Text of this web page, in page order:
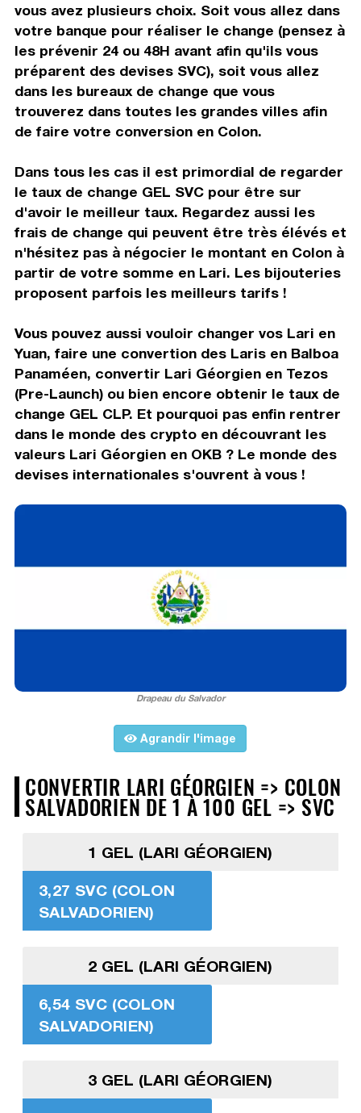
vous avez plusieurs choix. Soit vous allez dans
votre banque pour réaliser le change (pensez à
les prévenir 24 ou 48H avant afin qu'ils vous
préparent des devises SVC), soit vous allez
dans les bureaux de change que vous
trouverez dans toutes les grandes villes afin
de faire votre conversion en Colon.
Dans tous les cas il est primordial de regarder
le taux de change GEL SVC pour être sur
d'avoir le meilleur taux. Regardez aussi les
frais de change qui peuvent être très élévés et
n'hésitez pas à négocier le montant en Colon à
partir de votre somme en Lari. Les bijouteries
proposent parfois les meilleurs tarifs !
Vous pouvez aussi vouloir changer vos Lari en
Yuan, faire une convertion des Laris en Balboa
Panaméen, convertir Lari Géorgien en Tezos
(Pre-Launch) ou bien encore obtenir le taux de
change GEL CLP. Et pourquoi pas enfin rentrer
dans le monde des crypto en découvrant les
valeurs Lari Géorgien en OKB ? Le monde des
devises internationales s'ouvrent à vous !
Drapeau du Salvador
Agrandir l'image
CONVERTIR LARI GÉORGIEN => COLON
SALVADORIEN DE 1 À 100 GEL => SVC
1 GEL (LARI GÉORGIEN)
3,27 SVC (COLON
SALVADORIEN)
2 GEL (LARI GÉORGIEN)
6,54 SVC (COLON
SALVADORIEN)
3 GEL (LARI GÉORGIEN)